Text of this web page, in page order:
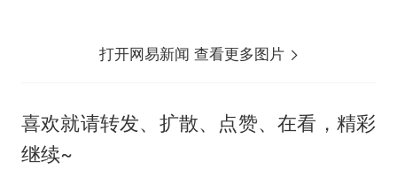
打开网易新闻 查看更多图片
喜欢就请转发、扩散、点赞、在看，精彩
继续~